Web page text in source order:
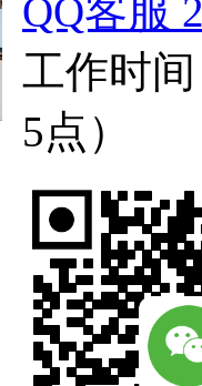
QQ客服
工作时
5点）